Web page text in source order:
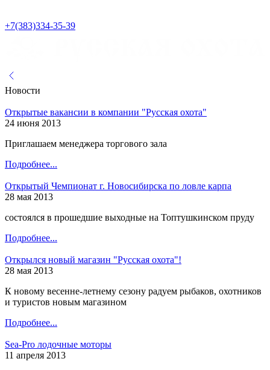
+7(383)334-35-39
Новости
Открытые вакансии в компании "Русская охота"
24 июня 2013
Приглашаем менеджера торгового зала
Подробнее...
Открытый Чемпионат г. Новосибирска по ловле карпа
28 мая 2013
состоялся в прошедшие выходные на Топтушкинском пруду
Подробнее...
Открылся новый магазин "Русская охота"!
28 мая 2013
К новому весенне-летнему сезону радуем рыбаков, охотников
и туристов новым магазином
Подробнее...
Sea-Pro лодочные моторы
11 апреля 2013